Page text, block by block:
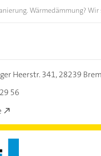
Wärmedämmung?
Heerstr. 341,28239
56